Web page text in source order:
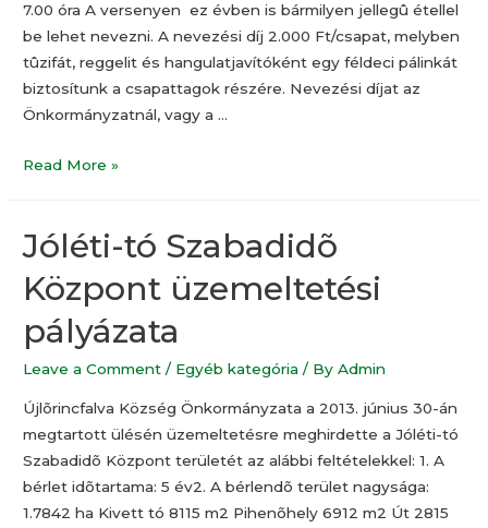
7.00 óra A versenyen ez évben is bármilyen jellegû étellel
be lehet nevezni. A nevezési díj 2.000 Ft/csapat, melyben
tûzifát, reggelit és hangulatjavítóként egy féldeci pálinkát
biztosítunk a csapattagok részére. Nevezési díjat az
Önkormányzatnál, vagy a …
Read More »
Jóléti-tó Szabadidõ
Központ üzemeltetési
pályázata
Leave a Comment / Egyéb kategória / ByAdmin
Újlõrincfalva Község Önkormányzata a 2013. június 30-án
megtartott ülésén üzemeltetésre meghirdette a Jóléti-tó
Szabadidõ Központ területét az alábbi feltételekkel: 1. A
bérlet idõtartama: 5 év2. A bérlendõ terület nagysága:
1.7842 ha Kivett tó 8115 m2 Pihenõhely 6912 m2 Út 2815